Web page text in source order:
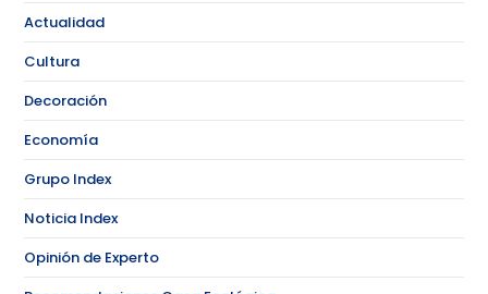
Actualidad
Cultura
Decoración
Economía
Grupo Index
Noticia Index
Opinión de Experto